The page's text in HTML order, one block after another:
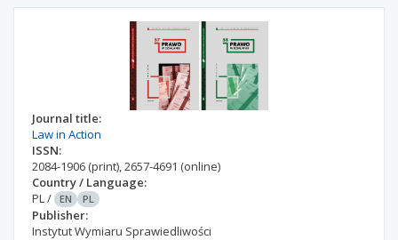
Journal title:
Law in Action
ISSN:
2084-1906 (print),2657-4691 (online)
Country / Language:
PL/ EN PL
Publisher:
Instytut Wymiaru Sprawiedliwości